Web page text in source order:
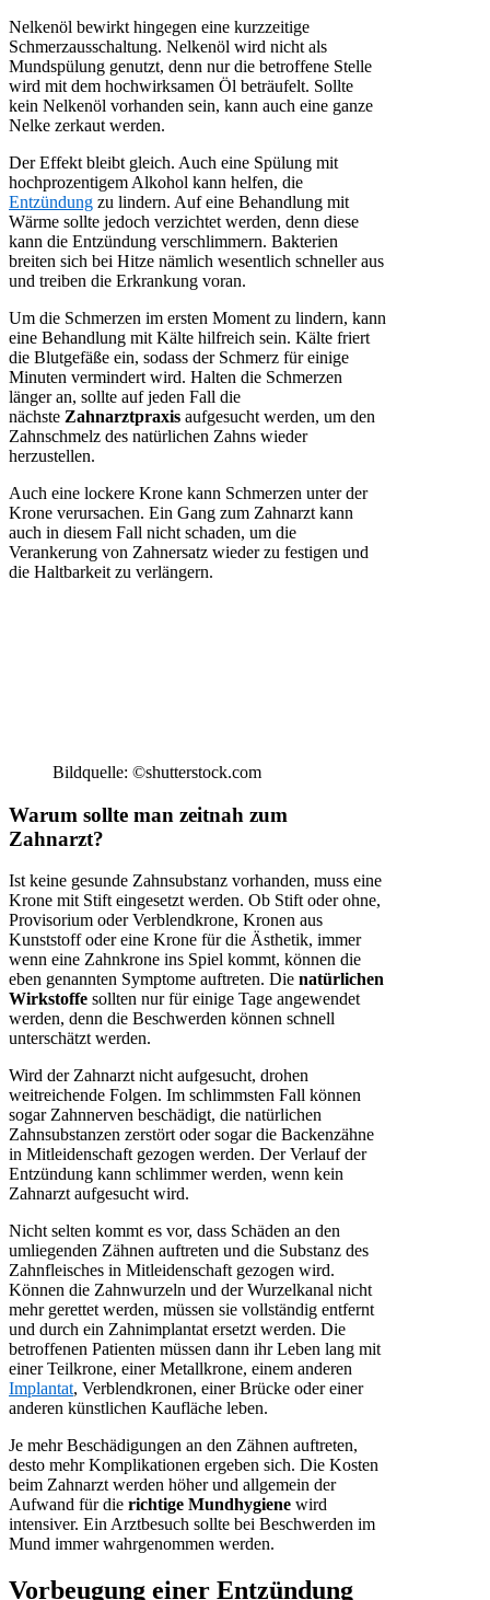
Nelkenöl bewirkt hingegen eine kurzzeitige
Schmerzausschaltung. Nelkenöl wird nicht als
Mundspülung genutzt, denn nur die betroffene Stelle
wird mit dem hochwirksamen Öl beträufelt. Sollte
kein Nelkenöl vorhanden sein, kann auch eine ganze
Nelke zerkaut werden.
Der Effekt bleibt gleich. Auch eine Spülung mit
hochprozentigem Alkohol kann helfen, die
Entzündung zu lindern. Auf eine Behandlung mit
Wärme sollte jedoch verzichtet werden, denn diese
kann die Entzündung verschlimmern. Bakterien
breiten sich bei Hitze nämlich wesentlich schneller aus
und treiben die Erkrankung voran.
Um die Schmerzen im ersten Moment zu lindern, kann
eine Behandlung mit Kälte hilfreich sein. Kälte friert
die Blutgefäße ein, sodass der Schmerz für einige
Minuten vermindert wird. Halten die Schmerzen
länger an, sollte auf jeden Fall die
nächste Zahnarztpraxis aufgesucht werden, um den
Zahnschmelz des natürlichen Zahns wieder
herzustellen.
Auch eine lockere Krone kann Schmerzen unter der
Krone verursachen. Ein Gang zum Zahnarzt kann
auch in diesem Fall nicht schaden, um die
Verankerung von Zahnersatz wieder zu festigen und
die Haltbarkeit zu verlängern.
Bildquelle: ©shutterstock.com
Warum sollte man zeitnah zum
Zahnarzt?
Ist keine gesunde Zahnsubstanz vorhanden, muss eine
Krone mit Stift eingesetzt werden. Ob Stift oder ohne,
Provisorium oder Verblendkrone, Kronen aus
Kunststoff oder eine Krone für die Ästhetik, immer
wenn eine Zahnkrone ins Spiel kommt, können die
eben genannten Symptome auftreten. Die natürlichen
Wirkstoffe sollten nur für einige Tage angewendet
werden, denn die Beschwerden können schnell
unterschätzt werden.
Wird der Zahnarzt nicht aufgesucht, drohen
weitreichende Folgen. Im schlimmsten Fall können
sogar Zahnnerven beschädigt, die natürlichen
Zahnsubstanzen zerstört oder sogar die Backenzähne
in Mitleidenschaft gezogen werden. Der Verlauf der
Entzündung kann schlimmer werden, wenn kein
Zahnarzt aufgesucht wird.
Nicht selten kommt es vor, dass Schäden an den
umliegenden Zähnen auftreten und die Substanz des
Zahnfleisches in Mitleidenschaft gezogen wird.
Können die Zahnwurzeln und der Wurzelkanal nicht
mehr gerettet werden, müssen sie vollständig entfernt
und durch ein Zahnimplantat ersetzt werden. Die
betroffenen Patienten müssen dann ihr Leben lang mit
einer Teilkrone, einer Metallkrone, einem anderen
Implantat, Verblendkronen, einer Brücke oder einer
anderen künstlichen Kaufläche leben.
Je mehr Beschädigungen an den Zähnen auftreten,
desto mehr Komplikationen ergeben sich. Die Kosten
beim Zahnarzt werden höher und allgemein der
Aufwand für die richtige Mundhygiene wird
intensiver. Ein Arztbesuch sollte bei Beschwerden im
Mund immer wahrgenommen werden.
Vorbeugung einer Entzündung